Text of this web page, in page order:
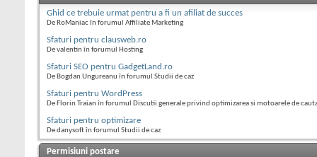
Ghid ce trebuie urmat pentru a fi un afiliat de succes
De RoManiac în forumul Affiliate Marketing
Sfaturi pentru clausweb.ro
De valentin în forumul Hosting
Sfaturi SEO pentru GadgetLand.ro
De Bogdan Ungureanu în forumul Studii de caz
Sfaturi pentru WordPress
De Florin Traian în forumul Discutii generale privind optimizarea si motoarele de
Sfaturi pentru optimizare
De danysoft în forumul Studii de caz
Permisiuni postare